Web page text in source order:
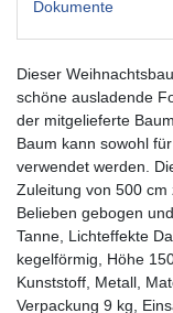
Dokumente
Dieser
schöne ausladende
der mitgelieferte
Baum kann sowohl
verwendet werden.
Zuleitung von 500
Belieben gebogen
Tanne, Lichteffekte
kegelförmig, Höhe
Kunststoff, Metall,
Verpackung 9 kg,